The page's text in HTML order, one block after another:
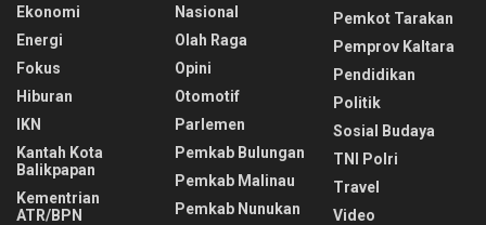
Ekonomi
Energi
Fokus
Hiburan
IKN
Kantah Kota
Balikpapan
Kementrian
ATR/BPN
Nasional
Olah Raga
Opini
Otomotif
Parlemen
Pemkab Bulungan
Pemkab Malinau
Pemkab Nunukan
Pemkot Tarakan
Pemprov Kaltara
Pendidikan
Politik
Sosial Budaya
TNI Polri
Travel
Video